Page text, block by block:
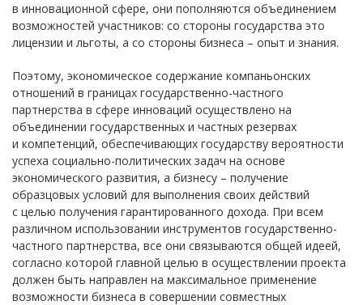
в инновационной сфере, они пополняются объединением
возможностей участников: со стороны государства это
лицензии и льготы, а со стороны бизнеса – опыт и знания.
Поэтому, экономическое содержание компаньонских
отношений в границах государственно-частного
партнерства в сфере инноваций осуществлено на
объединении государственных и частных резервах
и компетенций, обеспечивающих государству вероятности
успеха социально-политических задач на основе
экономического развития, а бизнесу – получение
образцовых условий для выполнения своих действий
с целью получения гарантированного дохода. При всем
различном использовании инструментов государственно-
частного партнерства, все они связываются общей идеей,
согласно которой главной целью в осуществлении проекта
должен быть направлен на максимальное применение
возможности бизнеса в совершении совместных